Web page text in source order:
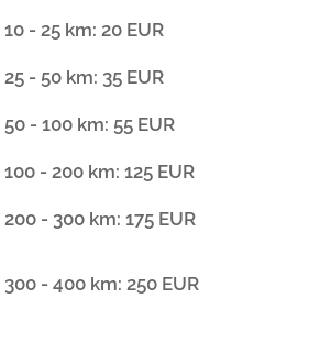
10 - 25 km: 20 EUR
25 - 50 km: 35 EUR
50 - 100 km: 55 EUR
100 - 200 km: 125 EUR
200 - 300 km: 175 EUR
300 - 400 km: 250 EUR